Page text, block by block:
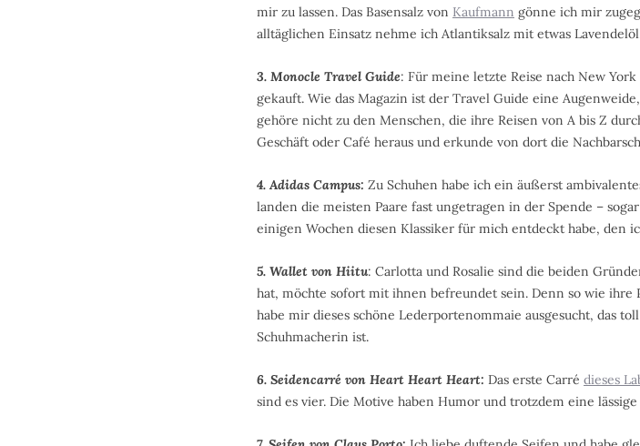
mir zu lassen. Das Basensalz von Kaufmann gönne ich mir
alltäglichen Einsatz nehme ich Atlantiksalz mit etwas
3. Monocle Travel Guide: Für meine letzte Reise nach New
gekauft. Wie das Magazin ist der Travel Guide eine
gehöre nicht zu den Menschen, die ihre Reisen von A bis Z
Geschäft oder Café heraus und erkunde von dort die
4. Adidas Campus: Zu Schuhen habe ich ein äußerst
landen die meisten Paare fast ungetragen in der Spende –
einigen Wochen diesen Klassiker für mich entdeckt habe, den
5. Wallet von Hiitu: Carlotta und Rosalie sind die beiden
hat, möchte sofort mit ihnen befreundet sein. Denn so wie
habe mir dieses schöne Lederportenommaie ausgesucht, das
Schuhmacherin ist.
6. Seidencarré von Heart Heart Heart: Das erste Carré dieses
sind es vier. Die Motive haben Humor und trotzdem eine lässige